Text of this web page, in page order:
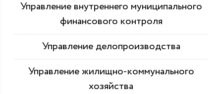
Управление внутреннего муниципального
финансового контроля
Управление делопроизводства
Управление жилищно-коммунального
хозяйства